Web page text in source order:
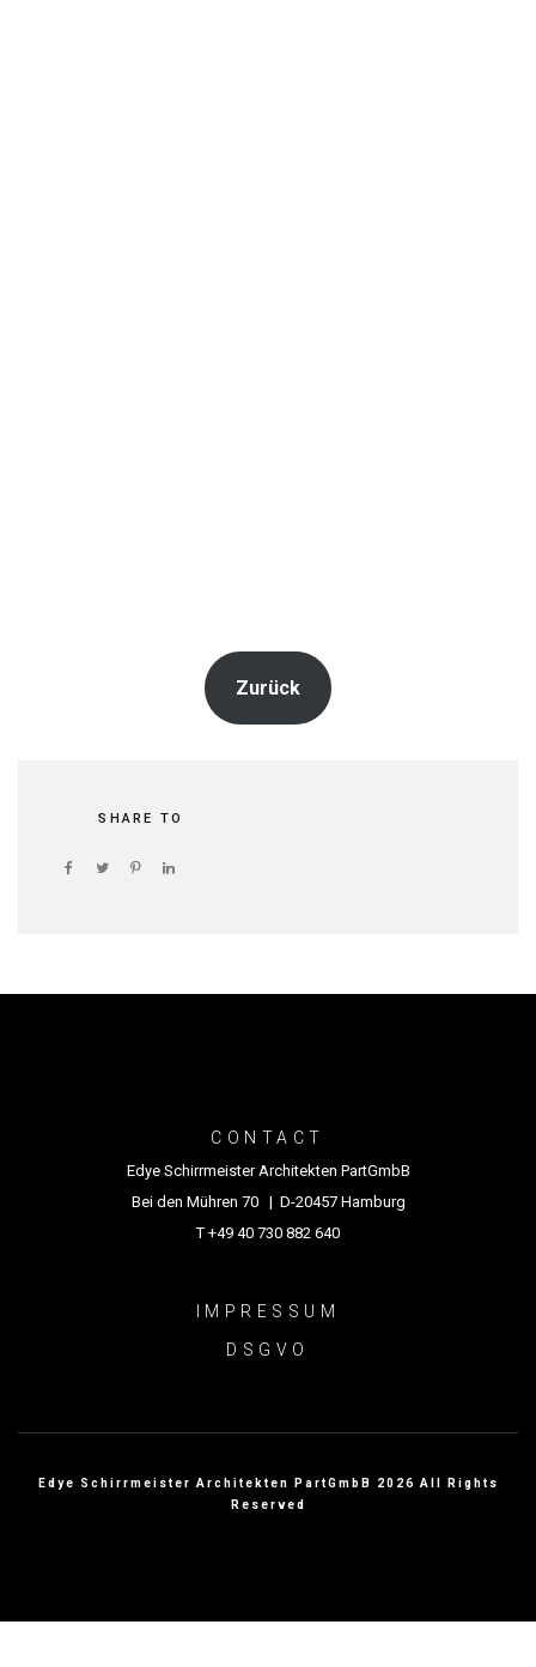
Zurück
SHARE TO
CONTACT
Edye Schirrmeister Architekten PartGmbB
Bei den Mühren 70 | D-20457 Hamburg
T +49 40 730 882 640
IMPRESSUM
DSGVO
Edye Schirrmeister Architekten PartGmbB 2026 All Rights
Reserved